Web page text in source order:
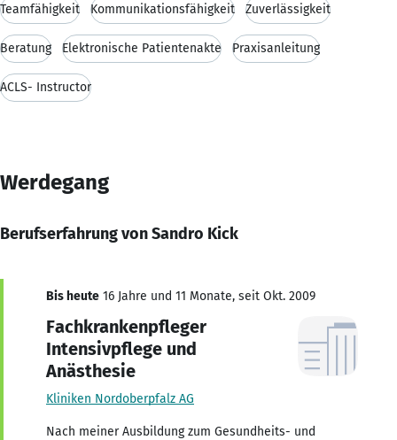
Teamfähigkeit Kommunikationsfähigkeit Zuverlässigkeit
Beratung Elektronische Patientenakte Praxisanleitung
ACLS- Instructor
Werdegang
Berufserfahrung von Sandro Kick
Bis heute 16 Jahre und 11 Monate, seit Okt. 2009
Fachkrankenpfleger
Intensivpflege und
Anästhesie
Kliniken Nordoberpfalz AG
Nach meiner Ausbildung zum Gesundheits- und